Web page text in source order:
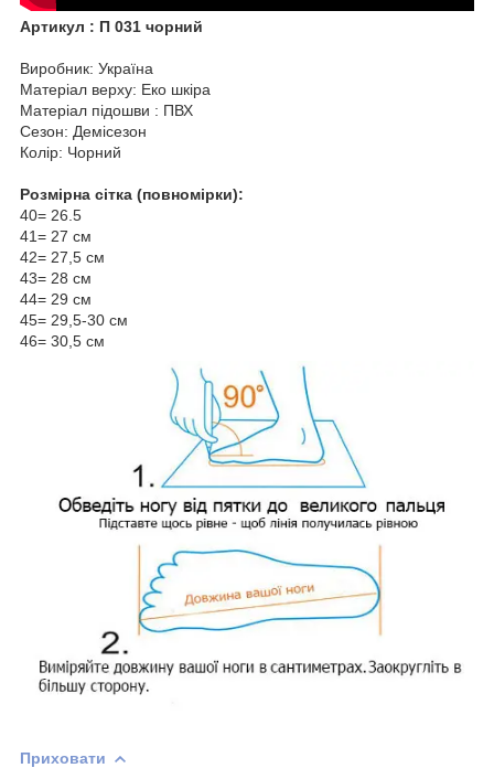
Артикул : П 031 чорний
Виробник: Україна
Матеріал верху: Еко шкіра
Матеріал підошви : ПВХ
Сезон: Демісезон
Колір: Чорний
Розмірна сітка (повномірки):
40= 26.5
41= 27 см
42= 27,5 см
43= 28 см
44= 29 см
45= 29,5-30 см
46= 30,5 см
Приховати